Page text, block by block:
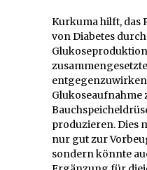
Kurkuma hilft, das
von Diabetes
Glukoseaufnahme
produzieren. Dies
nur gut zur
sondern könnte